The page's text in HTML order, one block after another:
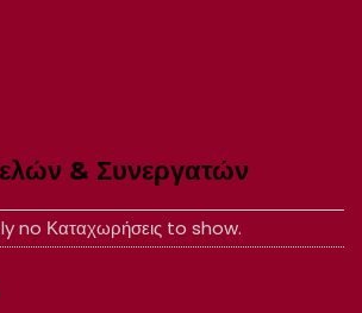
& Συνεργατών
no Καταχωρήσεις to show.